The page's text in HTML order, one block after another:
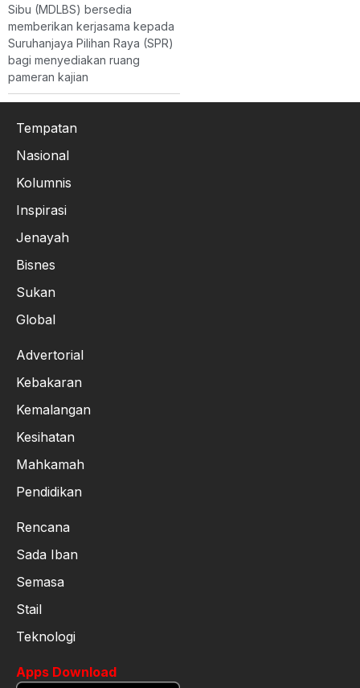
Sibu (MDLBS) bersedia
memberikan kerjasama kepada
Suruhanjaya Pilihan Raya (SPR)
bagi menyediakan ruang
pameran kajian
Tempatan
Nasional
Kolumnis
Inspirasi
Jenayah
Bisnes
Sukan
Global
Advertorial
Kebakaran
Kemalangan
Kesihatan
Mahkamah
Pendidikan
Rencana
Sada Iban
Semasa
Stail
Teknologi
Apps Download